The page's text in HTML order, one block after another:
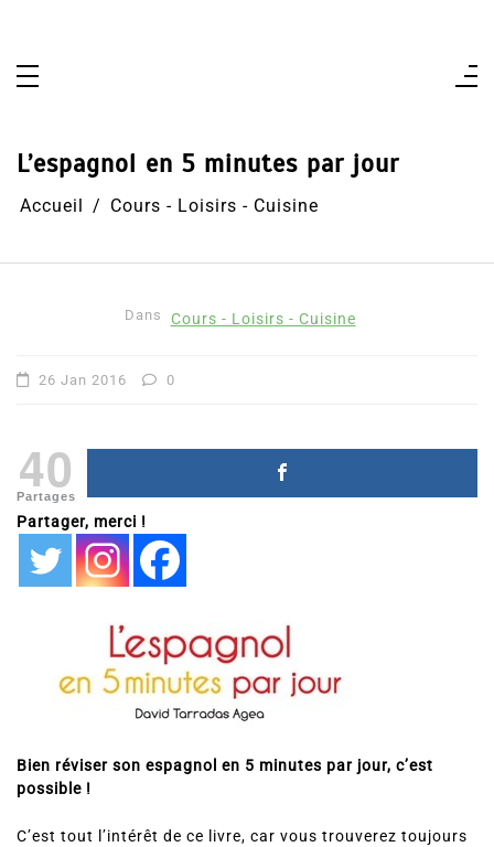
L’espagnol en 5 minutes par jour
Accueil Cours - Loisirs - Cuisine
Dans Cours - Loisirs - Cuisine
26 Jan 2016 0
40
Partages
Partager, merci !
Bien réviser son espagnol en 5 minutes par jour, c’est
possible !
C’est tout l’intérêt de ce livre, car vous trouverez toujours